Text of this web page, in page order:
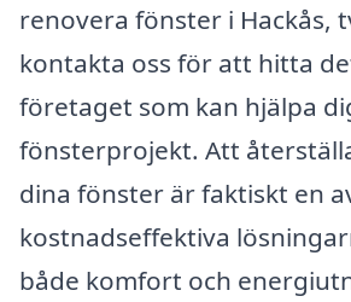
renovera fönster i Hackås,
kontakta oss för att hitta
företaget som kan hjälpa
fönsterprojekt. Att
dina fönster är faktiskt en
kostnadseffektiva
både komfort och